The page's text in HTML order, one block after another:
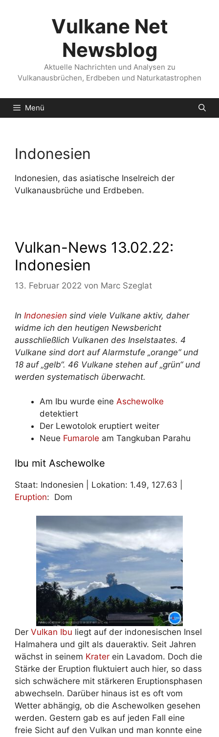
Vulkane Net
Newsblog
Aktuelle Nachrichten und Analysen zu
Vulkanausbrüchen, Erdbeben und Naturkatastrophen
Menü
Indonesien
Indonesien, das asiatische Inselreich der
Vulkanausbrüche und Erdbeben.
Vulkan-News 13.02.22:
Indonesien
13. Februar 2022 von Marc Szeglat
In Indonesien sind viele Vulkane aktiv, daher
widme ich den heutigen Newsbericht
ausschließlich Vulkanen des Inselstaates. 4
Vulkane sind dort auf Alarmstufe „orange“ und
18 auf „gelb“. 46 Vulkane stehen auf „grün“ und
werden systematisch überwacht.
Am Ibu wurde eine Aschewolke
detektiert
Der Lewotolok eruptiert weiter
Neue Fumarole am Tangkuban Parahu
Ibu mit Aschewolke
Staat: Indonesien | Lokation: 1.49, 127.63 |
Eruption: Dom
Der Vulkan Ibu liegt auf der indonesischen Insel
Halmahera und gilt als daueraktiv. Seit Jahren
wächst in seinem Krater ein Lavadom. Doch die
Stärke der Eruption fluktuiert auch hier, so dass
sich schwächere mit stärkeren Eruptionsphasen
abwechseln. Darüber hinaus ist es oft vom
Wetter abhängig, ob die Aschewolken gesehen
werden. Gestern gab es auf jeden Fall eine
freie Sicht auf den Vulkan und man konnte eine